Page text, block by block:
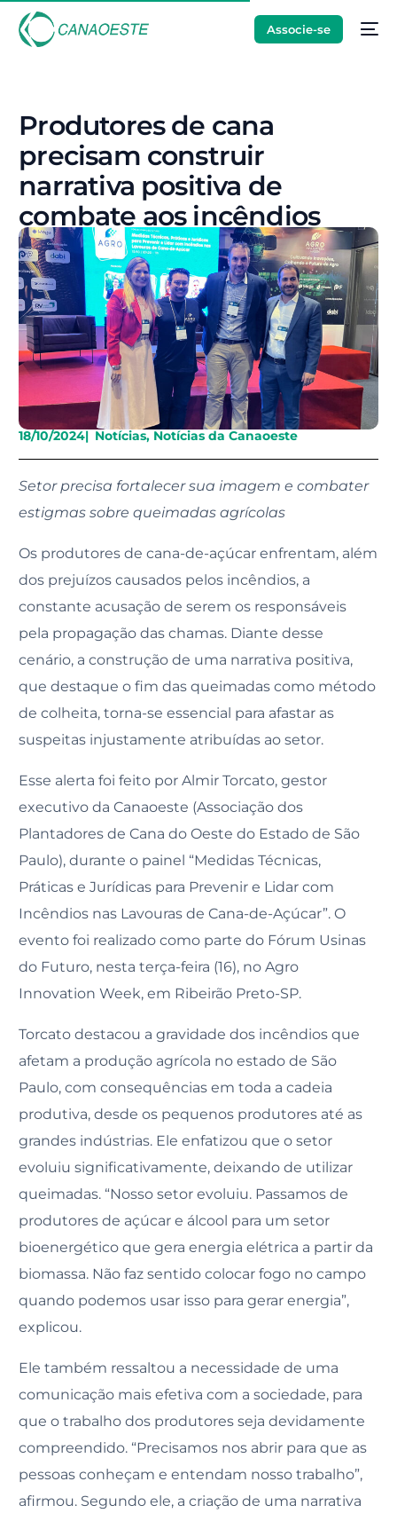
Associe-se
Produtores de cana
precisam construir
narrativa positiva de
combate aos incêndios
18/10/2024| Notícias, Notícias da Canaoeste
Setor precisa fortalecer sua imagem e combater
estigmas sobre queimadas agrícolas
Os produtores de cana-de-açúcar enfrentam, além
dos prejuízos causados pelos incêndios, a
constante acusação de serem os responsáveis
pela propagação das chamas. Diante desse
cenário, a construção de uma narrativa positiva,
que destaque o fim das queimadas como método
de colheita, torna-se essencial para afastar as
suspeitas injustamente atribuídas ao setor.
Esse alerta foi feito por Almir Torcato, gestor
executivo da Canaoeste (Associação dos
Plantadores de Cana do Oeste do Estado de São
Paulo), durante o painel “Medidas Técnicas,
Práticas e Jurídicas para Prevenir e Lidar com
Incêndios nas Lavouras de Cana-de-Açúcar”. O
evento foi realizado como parte do Fórum Usinas
do Futuro, nesta terça-feira (16), no Agro
Innovation Week, em Ribeirão Preto-SP.
Torcato destacou a gravidade dos incêndios que
afetam a produção agrícola no estado de São
Paulo, com consequências em toda a cadeia
produtiva, desde os pequenos produtores até as
grandes indústrias. Ele enfatizou que o setor
evoluiu significativamente, deixando de utilizar
queimadas. “Nosso setor evoluiu. Passamos de
produtores de açúcar e álcool para um setor
bioenergético que gera energia elétrica a partir da
biomassa. Não faz sentido colocar fogo no campo
quando podemos usar isso para gerar energia”,
explicou.
Ele também ressaltou a necessidade de uma
comunicação mais efetiva com a sociedade, para
que o trabalho dos produtores seja devidamente
compreendido. “Precisamos nos abrir para que as
pessoas conheçam e entendam nosso trabalho”,
afirmou. Segundo ele, a criação de uma narrativa